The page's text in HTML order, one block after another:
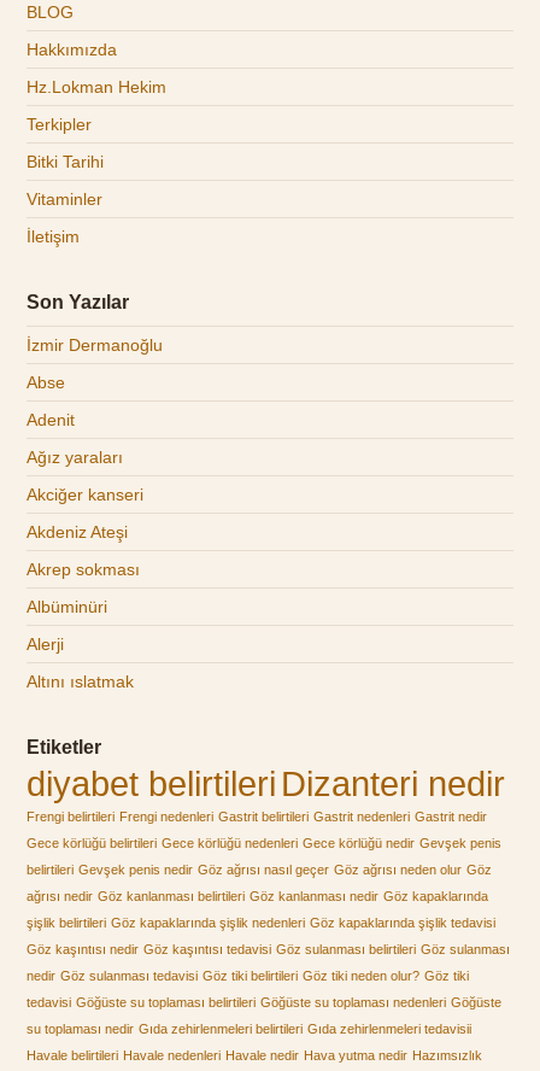
BLOG
Hakkımızda
Hz.Lokman Hekim
Terkipler
Bitki Tarihi
Vitaminler
İletişim
Son Yazılar
İzmir Dermanoğlu
Abse
Adenit
Ağız yaraları
Akciğer kanseri
Akdeniz Ateşi
Akrep sokması
Albüminüri
Alerji
Altını ıslatmak
Etiketler
diyabet belirtileri Dizanteri nedir
Frengi belirtileri Frengi nedenleri Gastrit belirtileri Gastrit nedenleri Gastrit nedir
Gece körlüğü belirtileri Gece körlüğü nedenleri Gece körlüğü nedir Gevşek penis
belirtileri Gevşek penis nedir Göz ağrısı nasıl geçer Göz ağrısı neden olur Göz
ağrısı nedir Göz kanlanması belirtileri Göz kanlanması nedir Göz kapaklarında
şişlik belirtileri Göz kapaklarında şişlik nedenleri Göz kapaklarında şişlik tedavisi
Göz kaşıntısı nedir Göz kaşıntısı tedavisi Göz sulanması belirtileri Göz sulanması
nedir Göz sulanması tedavisi Göz tiki belirtileri Göz tiki neden olur? Göz tiki
tedavisi Göğüste su toplaması belirtileri Göğüste su toplaması nedenleri Göğüste
su toplaması nedir Gıda zehirlenmeleri belirtileri Gıda zehirlenmeleri tedavisii
Havale belirtileri Havale nedenleri Havale nedir Hava yutma nedir Hazımsızlık